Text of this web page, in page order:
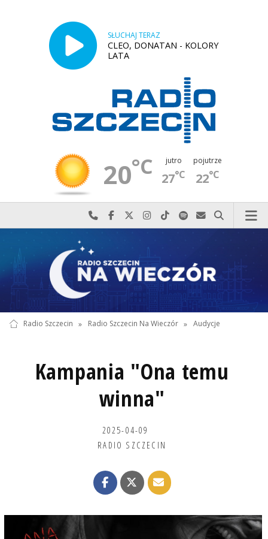
SŁUCHAJ TERAZ
CLEO, DONATAN - KOLORY
LATA
20°C jutro
27°C
pojutrze
22°C
Najlepiej po prostu do nas zadzwoń
Odwiedź nas na Facebook-u
Odwiedź nas na X
Odwiedź nas na Instagram-ie
Odwiedź nas na TikTok-u
Szukaj nas na Spotify
Wyślij do nas
Szukaj
Radio Szczecin » Radio Szczecin Na Wieczór » Audycje
Kampania "Ona temu
winna"
2025-04-09
RADIO SZCZECIN